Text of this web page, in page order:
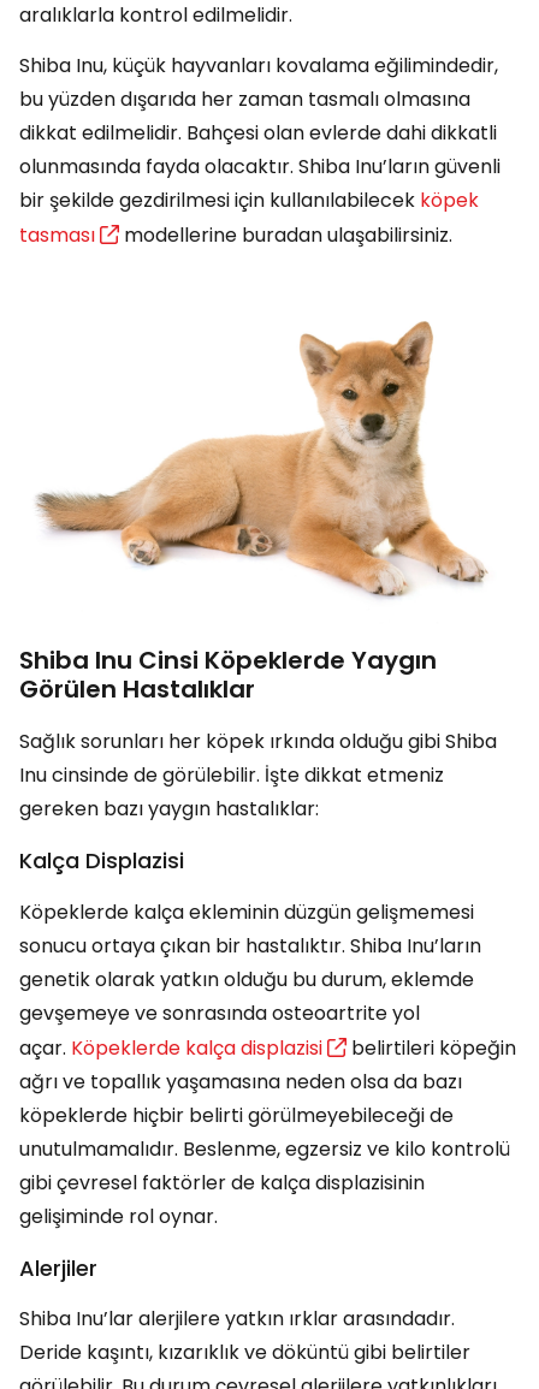
aralıklarla kontrol edilmelidir.
Shiba Inu, küçük hayvanları kovalama eğilimindedir,
bu yüzden dışarıda her zaman tasmalı olmasına
dikkat edilmelidir. Bahçesi olan evlerde dahi dikkatli
olunmasında fayda olacaktır. Shiba Inu’ların güvenli
bir şekilde gezdirilmesi için kullanılabilecek köpek
tasması
modellerine buradan ulaşabilirsiniz.
Shiba Inu Cinsi Köpeklerde Yaygın
Görülen Hastalıklar
Sağlık sorunları her köpek ırkında olduğu gibi Shiba
Inu cinsinde de görülebilir. İşte dikkat etmeniz
gereken bazı yaygın hastalıklar:
Kalça Displazisi
Köpeklerde kalça ekleminin düzgün gelişmemesi
sonucu ortaya çıkan bir hastalıktır. Shiba Inu’ların
genetik olarak yatkın olduğu bu durum, eklemde
gevşemeye ve sonrasında osteoartrite yol
açar. Köpeklerde kalça displazisi
belirtileri köpeğin
ağrı ve topallık yaşamasına neden olsa da bazı
köpeklerde hiçbir belirti görülmeyebileceği de
unutulmamalıdır. Beslenme, egzersiz ve kilo kontrolü
gibi çevresel faktörler de kalça displazisinin
gelişiminde rol oynar.
Alerjiler
Shiba Inu’lar alerjilere yatkın ırklar arasındadır.
Deride kaşıntı, kızarıklık ve döküntü gibi belirtiler